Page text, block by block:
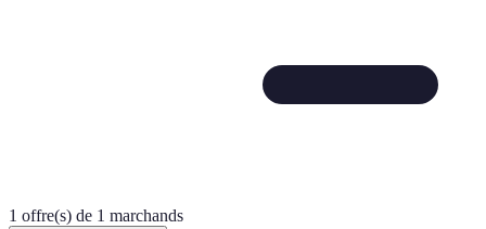
1 offre(s) de 1 marchands